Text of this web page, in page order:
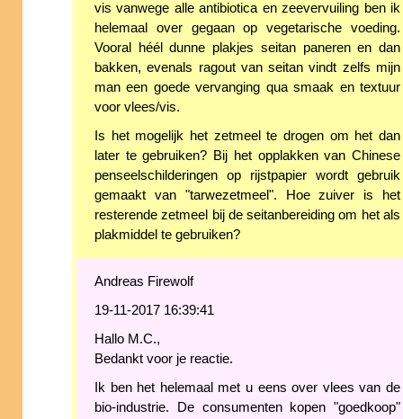
vis vanwege alle antibiotica en zeevervuiling ben ik
helemaal over gegaan op vegetarische voeding.
Vooral héél dunne plakjes seitan paneren en dan
bakken, evenals ragout van seitan vindt zelfs mijn
man een goede vervanging qua smaak en textuur
voor vlees/vis.
Is het mogelijk het zetmeel te drogen om het dan
later te gebruiken? Bij het opplakken van Chinese
penseelschilderingen op rijstpapier wordt gebruik
gemaakt van "tarwezetmeel". Hoe zuiver is het
resterende zetmeel bij de seitanbereiding om het als
plakmiddel te gebruiken?
Andreas Firewolf
19-11-2017 16:39:41
Hallo M.C.,
Bedankt voor je reactie.
Ik ben het helemaal met u eens over vlees van de
bio-industrie. De consumenten kopen "goedkoop"